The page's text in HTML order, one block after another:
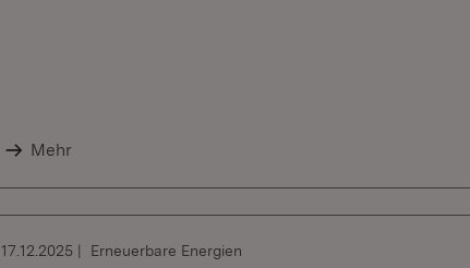
Mehr
17.12.2025 Erneuerbare Energien